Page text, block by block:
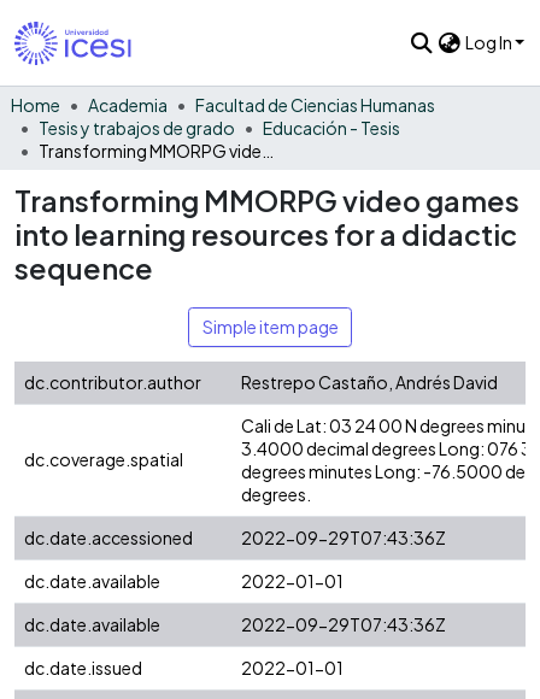
Log In
Home Academia
Facultad de Ciencias Humanas
Tesis y trabajos de grado
Educación - Tesis
Transforming MMORPG video games
into learning resources for a didactic
sequence
Simple item page
dc.contributor.author Restrepo Castaño, Andrés David
dc.coverage.spatial
Cali de Lat: 03 24 00 N degrees
3.4000 decimal degrees Long: 076
degrees minutes Long: -76.5000
degrees.
dc.date.accessioned
2022-09-29T07:43:36Z
dc.date.available
2022-01-01
dc.date.available
2022-09-29T07:43:36Z
dc.date.issued
2022-01-01